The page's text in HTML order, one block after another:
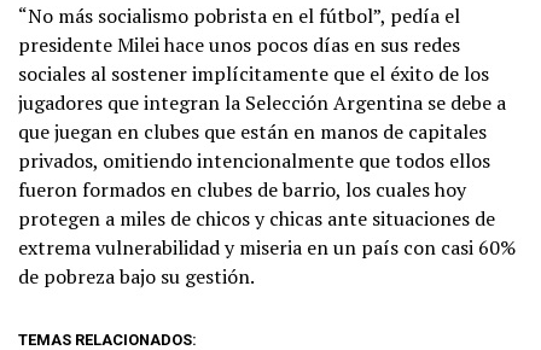
“No más socialismo pobrista en el fútbol”, pedía el
presidente Milei hace unos pocos días en sus redes
sociales al sostener implícitamente que el éxito de los
jugadores que integran la Selección Argentina se debe a
que juegan en clubes que están en manos de capitales
privados, omitiendo intencionalmente que todos ellos
fueron formados en clubes de barrio, los cuales hoy
protegen a miles de chicos y chicas ante situaciones de
extrema vulnerabilidad y miseria en un país con casi 60%
de pobreza bajo su gestión.
TEMAS RELACIONADOS: